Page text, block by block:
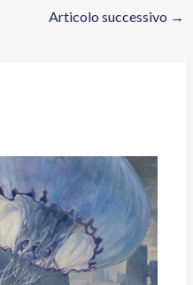
Articolo successivo →